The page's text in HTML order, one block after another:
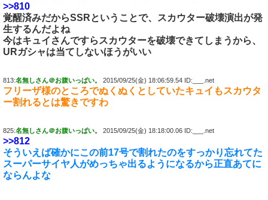
>>810
覚醒済みだからSSRということで、スカウター破壊演出が発
生するんだよね
今はキュイさんですらスカウターを破壊できてしまうから、
URガシャは当てしないほうがいい
813:名無しさん＠お腹いっぱい。 2015/09/25(金) 18:06:59.54 ID:___.net
フリーザ様のところでぬくぬくとしていたキュイもスカウタ
ー割れるとは驚きですわ
825:名無しさん＠お腹いっぱい。 2015/09/25(金) 18:18:00.06 ID:___.net
>>812
そういえば確かにこの前17号で割れたのをすっかり忘れてた
スーパーサイヤ人がめっちゃ出るようになるから正直あてに
ならんよな